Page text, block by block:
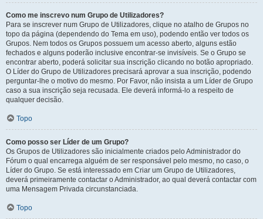
Como me inscrevo num Grupo de Utilizadores?
Para se inscrever num Grupo de Utilizadores, clique no atalho de Grupos no
topo da página (dependendo do Tema em uso), podendo então ver todos os
Grupos. Nem todos os Grupos possuem um acesso aberto, alguns estão
fechados e alguns poderão inclusive encontrar-se invisíveis. Se o Grupo se
encontrar aberto, poderá solicitar sua inscrição clicando no botão apropriado.
O Líder do Grupo de Utilizadores precisará aprovar a sua inscrição, podendo
perguntar-lhe o motivo do mesmo. Por Favor, não insista a um Líder de Grupo
caso a sua inscrição seja recusada. Ele deverá informá-lo a respeito de
qualquer decisão.
Topo
Como posso ser Líder de um Grupo?
Os Grupos de Utilizadores são inicialmente criados pelo Administrador do
Fórum o qual encarrega alguém de ser responsável pelo mesmo, no caso, o
Líder do Grupo. Se está interessado em Criar um Grupo de Utilizadores,
deverá primeiramente contactar o Administrador, ao qual deverá contactar com
uma Mensagem Privada circunstanciada.
Topo